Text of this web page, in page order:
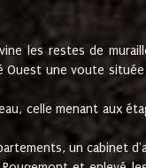
les restes de
Ouest une voute
celle menant aux
un cabinet